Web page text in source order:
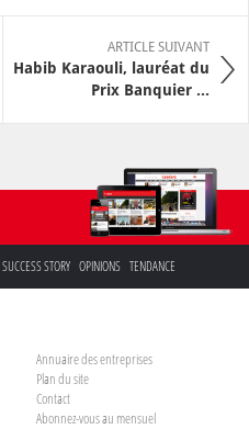
ARTICLE SUIVANT
Habib Karaouli, lauréat du
Prix Banquier ...
SUCCESS STORY OPINIONS TENDANCE
Annuaire des entreprises
Plan du site
Contact
Abonnez-vous au mensuel